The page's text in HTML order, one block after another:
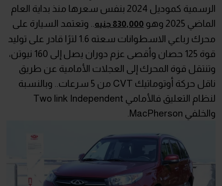
الرسمية كموديل 2024 بنفس سعرها منذ بداية العام
الماضي 2025 وهو
830,000 جنيه
.. وتعتمد السيارة على
محرك رباعي الاسطوانات سعته 1.6 لترًا قادر على توليد
قوة 125 حصان وأقصى عزم دوران يصل إلى 160 نيوتن،
وتنتقل قوة المحرك إلى العجلات الأمامية عن طريق
ناقل حركة أوتوماتيك CVT من 5 سرعات.. وبالنسبة
لنظام التعليق فالأمامي Two link Independent
والخلفي MacPherson.